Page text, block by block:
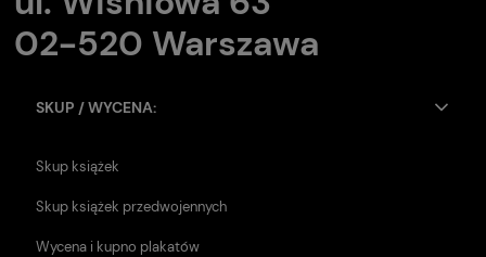
02-520 Warszawa
SKUP / WYCENA:
Skup książek
Skup książek przedwojennych
Wycena i kupno plakatów